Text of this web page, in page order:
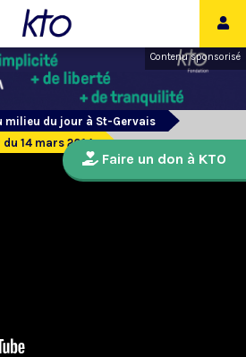
Contenu sponsorisé
milieu du jour à St-Gervais
14 mars 2014
Faire un don à KTO